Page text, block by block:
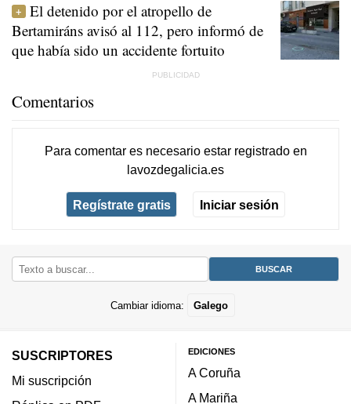
El detenido por el atropello de
Bertamiráns avisó al 112, pero informó de
que había sido un accidente fortuito
Comentarios
Para comentar es necesario estar registradoen
lavozdegalicia.es
Regístrate gratis Iniciar sesión
Cambiar idioma: Galego
SUSCRIPTORES
Mi suscripción
EDICIONES
A Coruña
A Mariña